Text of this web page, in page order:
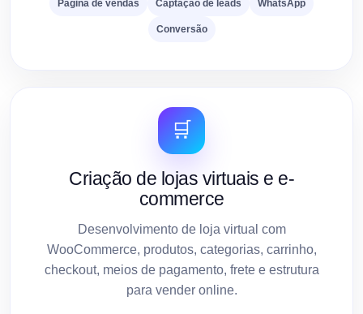
Página de vendas Captação de leads WhatsApp
Conversão
🛒
Criação de lojas virtuais e e-
commerce
Desenvolvimento de loja virtual com
WooCommerce, produtos, categorias, carrinho,
checkout, meios de pagamento, frete e estrutura
para vender online.